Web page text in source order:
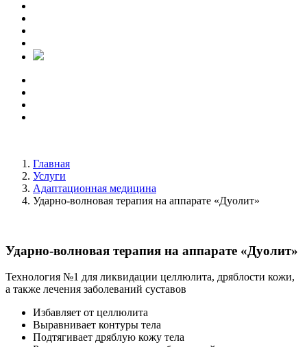
Главная
Услуги
Адаптационная медицина
Ударно-волновая терапия на аппарате «Дуолит»
Ударно-волновая терапия на аппарате «Дуолит»
Технология №1 для ликвидации целлюлита, дряблости кожи,
а также лечения заболеваний суставов
Избавляет от целлюлита
Выравнивает контуры тела
Подтягивает дряблую кожу тела